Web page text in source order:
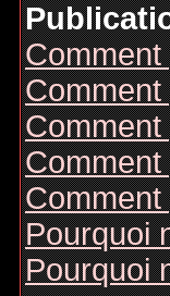
Pourquoi
Pourquoi